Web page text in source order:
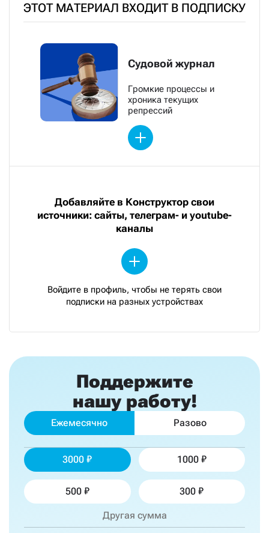
ЭТОТ МАТЕРИАЛ ВХОДИТ В ПОДПИСКУ
Судовой журнал
Громкие процессы и
хроника текущих
репрессий
Добавляйте в Конструктор свои
источники: сайты, телеграм- и youtube-
каналы
Войдите в профиль, чтобы не терять свои
подписки на разных устройствах
Поддержите
нашу работу!
Ежемесячно Разово
3000 1000
500 300